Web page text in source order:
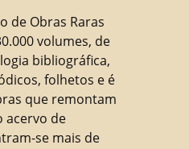
de Obras Raras
volumes, de
bibliográfica,
folhetos e é
que remontam
acervo de
se mais de